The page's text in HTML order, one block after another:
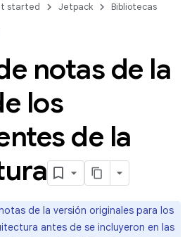
started Jetpack Bibliotecas
notas de la
los
de la
de la versión originales para los
antes de se incluyeron en las